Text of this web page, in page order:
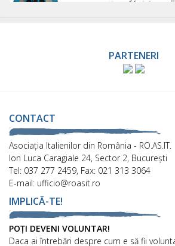
PARTENERI
CONTACT
Asociaţia Italienilor din România - RO.AS.IT.
Ion Luca Caragiale 24, Sector 2, București
Tel: 037 277 2459, Fax: 021 313 3064
E-mail: ufficio@roasit.ro
IMPLICĂ-TE!
POȚI DEVENI VOLUNTAR!
Daca ai întrebări despre cum e să fii